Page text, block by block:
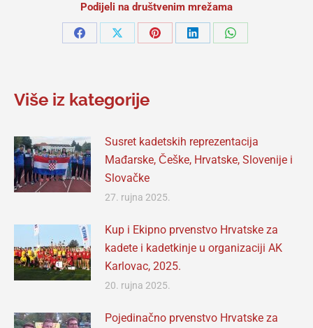
Podijeli na društvenim mrežama
Share
Share
Share
Share
Share
Više iz kategorije
Susret kadetskih reprezentacija
Mađarske, Češke, Hrvatske, Slovenije i
Slovačke
27. rujna 2025.
Kup i Ekipno prvenstvo Hrvatske za
kadete i kadetkinje u organizaciji AK
Karlovac, 2025.
20. rujna 2025.
Pojedinačno prvenstvo Hrvatske za